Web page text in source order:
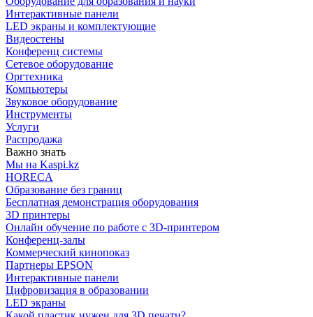
Интерактивные панели
LED экраны и комплектующие
Видеостены
Конференц системы
Сетевое оборудование
Оргтехника
Компьютеры
Звуковое оборудование
Инструменты
Услуги
Распродажа
Важно знать
Мы на Kaspi.kz
HORECA
Образование без границ
Бесплатная демонстрация оборудования
3D принтеры
Онлайн обучение по работе с 3D-принтером
Конференц-залы
Коммерческий кинопоказ
Партнеры EPSON
Интерактивные панели
Цифровизация в образовании
LED экраны